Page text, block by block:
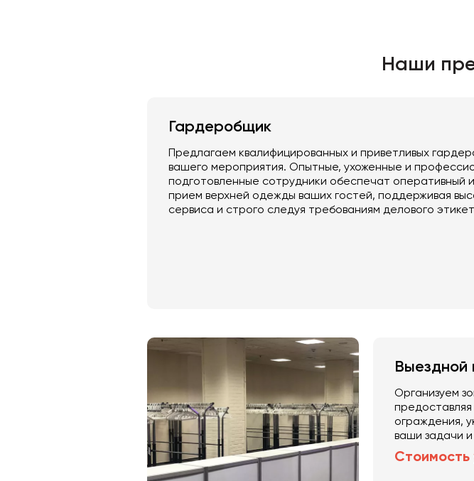
Наши
Гардеробщик
Предлагаем квалифицированных и приветливых
вашего мероприятия. Опытные, ухоженные и
подготовленные сотрудники обеспечат оперативный
прием верхней одежды ваших гостей, поддерживая
сервиса и строго следуя требованиям делового
Выездной
Организуем
ограждения,
ваши задачи
Стоимость